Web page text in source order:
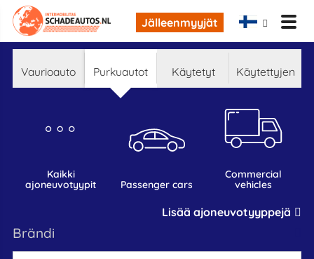
Jälleenmyyjät
Vaurioauto Purkuautot Käytetyt Käytettyjen
kaikki
ajoneuvotyypit
passenger cars
commercial
vehicles
Lisää ajoneuvotyyppejä
Brändi